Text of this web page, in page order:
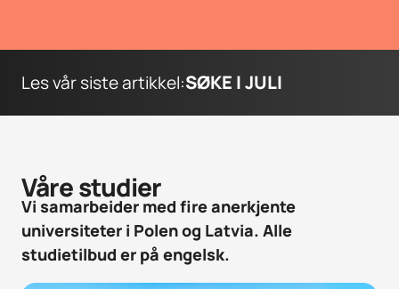
Les vår siste artikkel:SØKE I JULI
Våre studier
Vi samarbeider med fire anerkjente
universiteter i Polen og Latvia. Alle
studietilbud er på engelsk.